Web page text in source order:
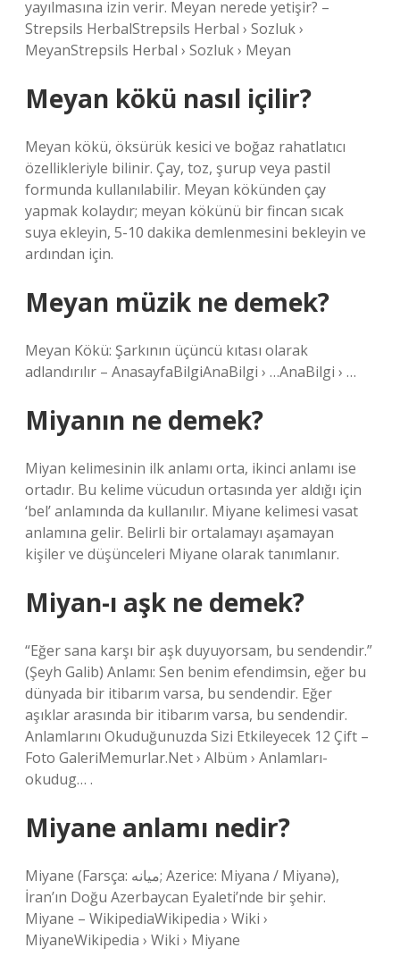
yayılmasına izin verir. Meyan nerede yetişir? –
Strepsils HerbalStrepsils Herbal › Sozluk ›
MeyanStrepsils Herbal › Sozluk › Meyan
Meyan kökü nasıl içilir?
Meyan kökü, öksürük kesici ve boğaz rahatlatıcı
özellikleriyle bilinir. Çay, toz, şurup veya pastil
formunda kullanılabilir. Meyan kökünden çay
yapmak kolaydır; meyan kökünü bir fincan sıcak
suya ekleyin, 5-10 dakika demlenmesini bekleyin ve
ardından için.
Meyan müzik ne demek?
Meyan Kökü: Şarkının üçüncü kıtası olarak
adlandırılır – AnasayfaBilgiAnaBilgi › …AnaBilgi › …
Miyanın ne demek?
Miyan kelimesinin ilk anlamı orta, ikinci anlamı ise
ortadır. Bu kelime vücudun ortasında yer aldığı için
‘bel’ anlamında da kullanılır. Miyane kelimesi vasat
anlamına gelir. Belirli bir ortalamayı aşamayan
kişiler ve düşünceleri Miyane olarak tanımlanır.
Miyan-ı aşk ne demek?
“Eğer sana karşı bir aşk duyuyorsam, bu sendendir.”
(Şeyh Galib) Anlamı: Sen benim efendimsin, eğer bu
dünyada bir itibarım varsa, bu sendendir. Eğer
aşıklar arasında bir itibarım varsa, bu sendendir.
Anlamlarını Okuduğunuzda Sizi Etkileyecek 12 Çift –
Foto GaleriMemurlar.Net › Albüm › Anlamları-
okudug… .
Miyane anlamı nedir?
Miyane (Farsça: میانه; Azerice: Miyana / Miyanə),
İran’ın Doğu Azerbaycan Eyaleti’nde bir şehir.
Miyane – WikipediaWikipedia › Wiki ›
MiyaneWikipedia › Wiki › Miyane